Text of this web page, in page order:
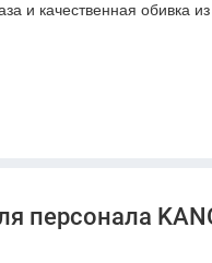
и качественная обивка
и благополучия.
персонала